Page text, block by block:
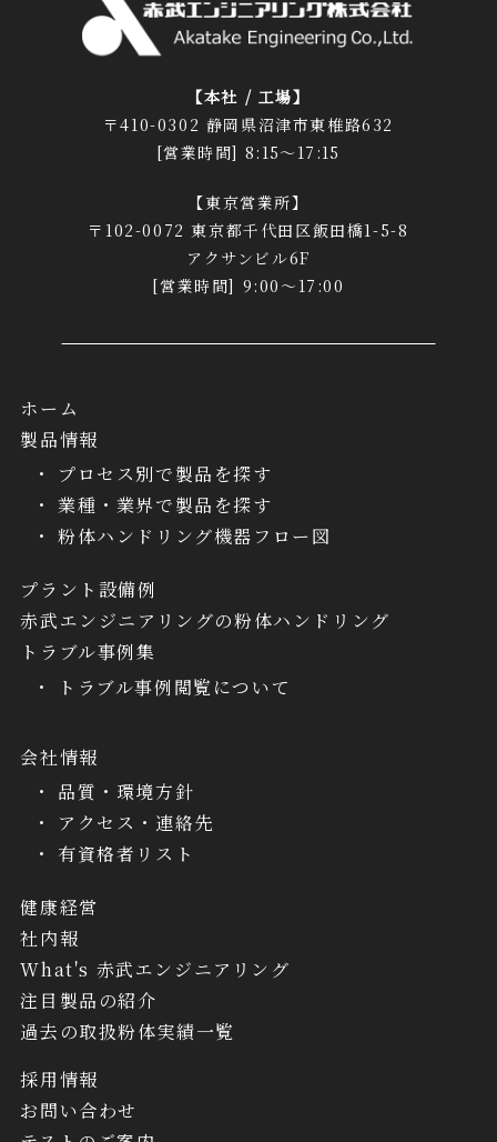
【本社 / 工場】
〒410-0302 静岡県沼津市東椎路632
[営業時間] 8:15～17:15
【東京営業所】
〒102-0072 東京都千代田区飯田橋1-5-8
アクサンビル6F
[営業時間] 9:00～17:00
ホーム
製品情報
プロセス別で製品を探す
業種・業界で製品を探す
粉体ハンドリング機器フロー図
プラント設備例
赤武エンジニアリングの粉体ハンドリング
トラブル事例集
トラブル事例閲覧について
会社情報
品質・環境方針
アクセス・連絡先
有資格者リスト
健康経営
社内報
What's 赤武エンジニアリング
注目製品の紹介
過去の取扱粉体実績一覧
採用情報
お問い合わせ